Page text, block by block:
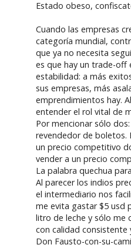
Estado obeso,
Cuando las empresas
categoría mundial,
que ya no necesita
es que hay un trade-
estabilidad: a más
sus empresas, más
emprendimientos hay.
entender el rol vital de
Por mencionar sólo
revendedor de boletos.
un precio competitivo
vender a un precio
La palabra quechua
Al parecer los indios
el intermediario nos
me evita gastar $5 usd
litro de leche y sólo me
con calidad
Don Fausto-con-su-